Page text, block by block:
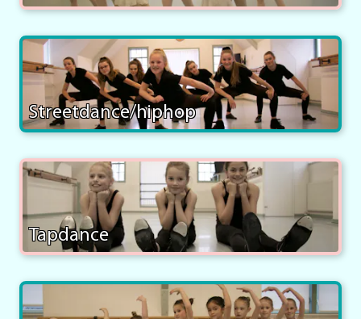
Streetdance/hiphop
Tapdance